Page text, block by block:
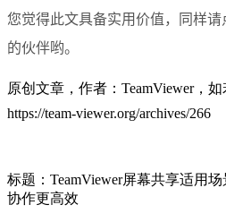
您觉得此文具备实用价值，同样
的伙伴哟。
原创文章，作者：TeamViewer，
https://team-viewer.org/archives/266
标题：TeamViewer屏幕共享适用
协作更高效